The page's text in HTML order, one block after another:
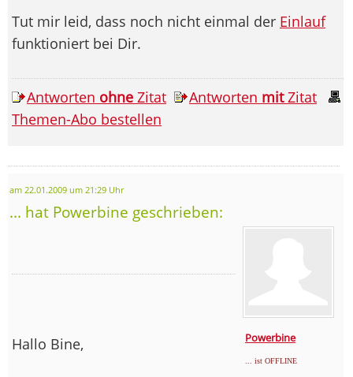
Tut mir leid, dass noch nicht einmal der Einlauf
funktioniert bei Dir.
Antworten ohne Zitat Antworten mitZitat
Themen-Abo bestellen
am 22.01.2009 um 21:29 Uhr
... hat Powerbine geschrieben:
Powerbine
... ist OFFLINE
Hallo Bine,